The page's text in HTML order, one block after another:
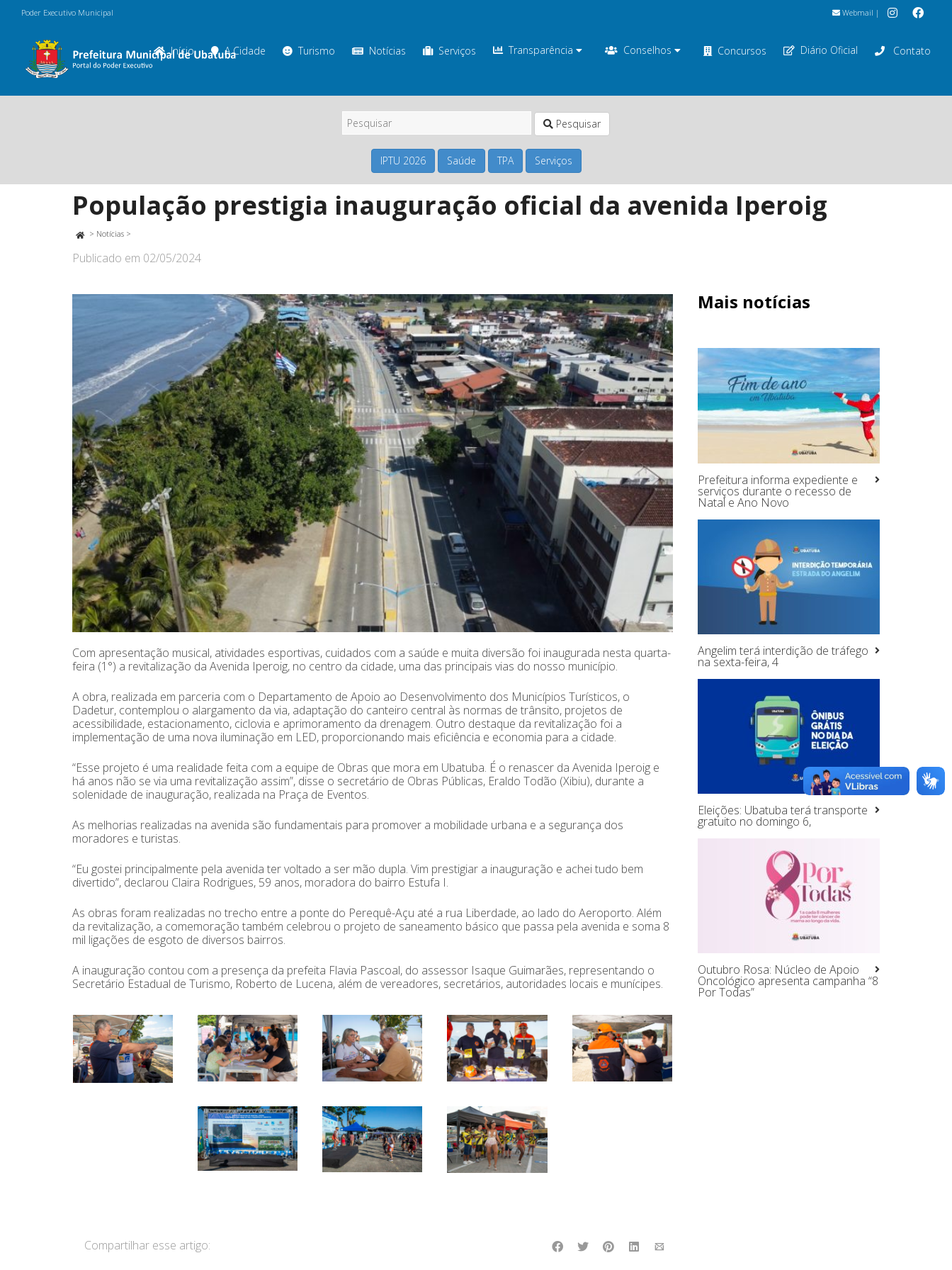
Poder Executivo Municipal Webmail |
Início A Cidade Turismo Notícias Serviços Transparência Conselhos Concursos Diário Oficial Contato
Pesquisar
IPTU 2026 Saúde TPA Serviços
População prestigia inauguração oficial da avenida Iperoig
> Notícias >
Publicado em 02/05/2024
Com apresentação musical, atividades esportivas, cuidados com a saúde e muita diversão foi inaugurada nesta quarta-
feira (1°) a revitalização da Avenida Iperoig, no centro da cidade, uma das principais vias do nosso município.
A obra, realizada em parceria com o Departamento de Apoio ao Desenvolvimento dos Municípios Turísticos, o
Dadetur, contemplou o alargamento da via, adaptação do canteiro central às normas de trânsito, projetos de
acessibilidade, estacionamento, ciclovia e aprimoramento da drenagem. Outro destaque da revitalização foi a
implementação de uma nova iluminação em LED, proporcionando mais eficiência e economia para a cidade.
“Esse projeto é uma realidade feita com a equipe de Obras que mora em Ubatuba. É o renascer da Avenida Iperoig e
há anos não se via uma revitalização assim”, disse o secretário de Obras Públicas, Eraldo Todão (Xibiu), durante a
solenidade de inauguração, realizada na Praça de Eventos.
As melhorias realizadas na avenida são fundamentais para promover a mobilidade urbana e a segurança dos
moradores e turistas.
“Eu gostei principalmente pela avenida ter voltado a ser mão dupla. Vim prestigiar a inauguração e achei tudo bem
divertido”, declarou Claira Rodrigues, 59 anos, moradora do bairro Estufa I.
As obras foram realizadas no trecho entre a ponte do Perequê-Açu até a rua Liberdade, ao lado do Aeroporto. Além
da revitalização, a comemoração também celebrou o projeto de saneamento básico que passa pela avenida e soma 8
mil ligações de esgoto de diversos bairros.
A inauguração contou com a presença da prefeita Flavia Pascoal, do assessor Isaque Guimarães, representando o
Secretário Estadual de Turismo, Roberto de Lucena, além de vereadores, secretários, autoridades locais e munícipes.
Compartilhar esse artigo:
Mais notícias
Prefeitura informa expediente e
serviços durante o recesso de
Natal e Ano Novo
Angelim terá interdição de tráfego
na sexta-feira, 4
Eleições: Ubatuba terá transporte
gratuito no domingo 6,
Outubro Rosa: Núcleo de Apoio
Oncológico apresenta campanha “8
Por Todas”